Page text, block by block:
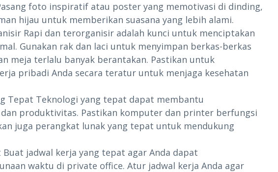
foto inspiratif atau poster yang memotivasi di dinding,
hijau untuk memberikan suasana yang lebih alami.
Rapi dan terorganisir adalah kunci untuk menciptakan
Gunakan rak dan laci untuk menyimpan berkas-berkas
meja terlalu banyak berantakan. Pastikan untuk
pribadi Anda secara teratur untuk menjaga kesehatan
Tepat Teknologi yang tepat dapat membantu
produktivitas. Pastikan komputer dan printer berfungsi
juga perangkat lunak yang tepat untuk mendukung
Buat jadwal kerja yang tepat agar Anda dapat
waktu di private office. Atur jadwal kerja Anda agar